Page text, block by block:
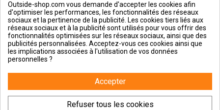
Outside et vous
Contactez-nous
Outside-shop.com vous demande d'accepter les cookies afin
d'optimiser les performances, les fonctionnalités des réseaux
sociaux et la pertinence de la publicité. Les cookies tiers liés aux
réseaux sociaux et à la publicité sont utilisés pour vous offrir des
fonctionnalités optimisées sur les réseaux sociaux, ainsi que des
publicités personnalisées. Acceptez-vous ces cookies ainsi que
les implications associées à l'utilisation de vos données
personnelles ?
Accepter
Refuser tous les cookies